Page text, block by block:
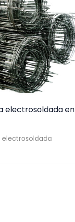
electrosoldada en
electrosoldada